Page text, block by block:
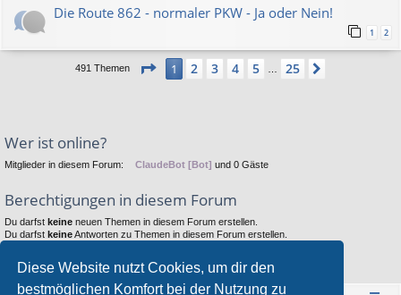
Diese Website nutzt Cookies, um dir den
bestmöglichen Komfort bei der Nutzung zu
Die Route 862 - normaler PKW - Ja oder Nein!
1 2
491 Themen Seite 1 von 25
1 2 3 4 5 25
Wer ist online?
Mitglieder in diesem Forum: ClaudeBot [Bot] und 0 Gäste
Berechtigungen in diesem Forum
Du darfst keine neuen Themen in diesem Forum erstellen.
Du darfst keineAntworten zu Themen in diesem Forum erstellen.
Du darfstkeineDateianhänge in diesem Forum erstellen.